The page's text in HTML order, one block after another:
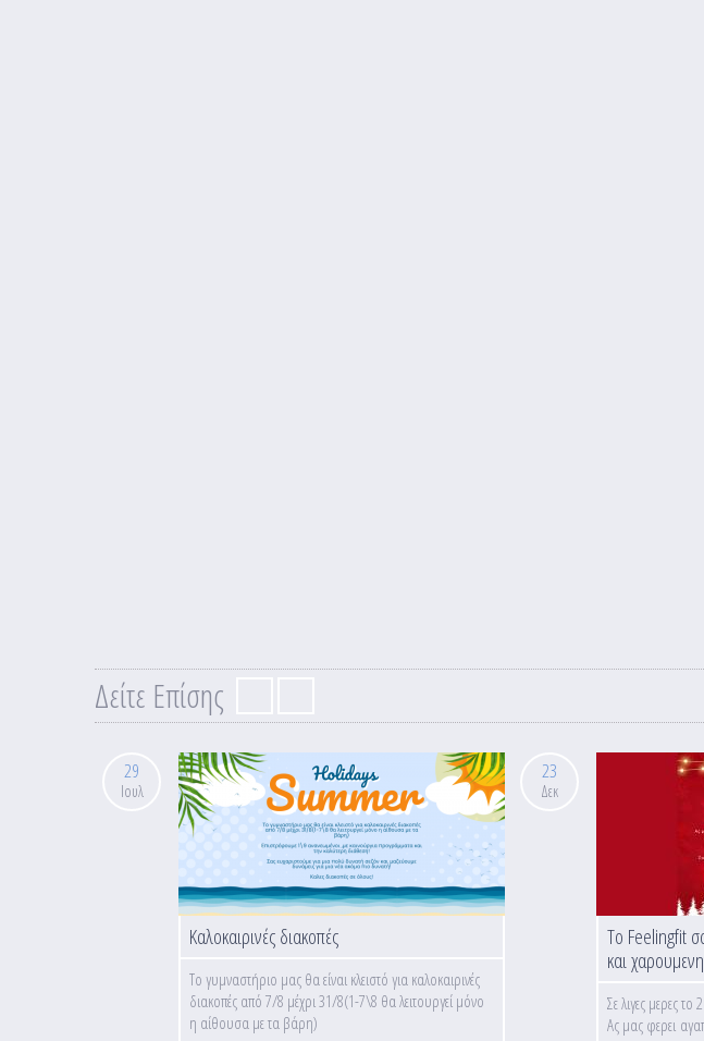
Δείτε Επίσης
29
Ιουλ
Καλοκαιρινές διακοπές
Το γυμναστήριο μας θα είναι κλειστό για καλοκαιρινές
διακοπές από 7/8 μέχρι 31/8(1-7\8 θα λειτουργεί μόνο
η αίθουσα με τα βάρη)
23
Δεκ
Το Feelingfit
και
Σε λιγες μερες το
Ας μας φερει